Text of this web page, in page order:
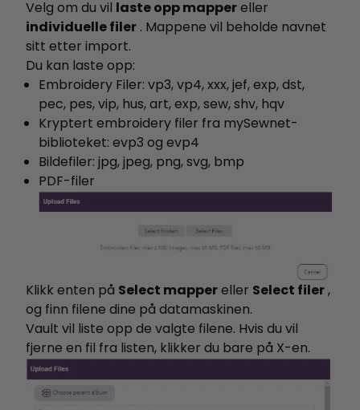
Velg om du vil laste opp mappereller
individuelle filer . Mappene vil beholde navnet
sitt etter import.
Du kan laste opp:
Embroidery Filer: vp3, vp4, xxx, jef, exp, dst,
pec, pes, vip, hus, art, exp, sew, shv, hqv
Kryptert embroidery filer fra mySewnet-
biblioteket: evp3 og evp4
Bildefiler: jpg, jpeg, png, svg, bmp
PDF-filer
Klikk enten på Select mappereller Select filer,
og finn filene dine på datamaskinen.
Vault vil liste opp de valgte filene. Hvis du vil
fjerne en fil fra listen, klikker du bare på X-en.